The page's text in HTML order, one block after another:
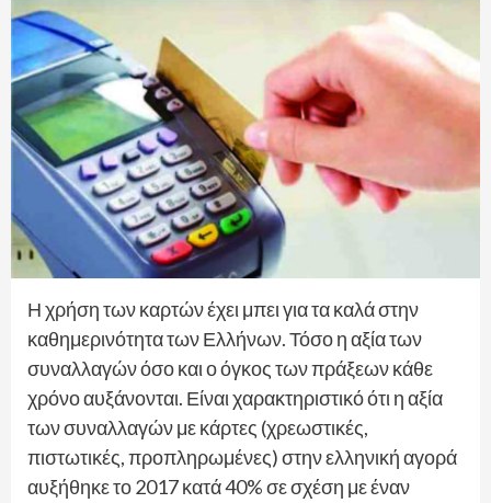
Η χρήση των καρτών έχει μπει για τα καλά στην
καθημερινότητα των Ελλήνων. Τόσο η αξία των
συναλλαγών όσο και ο όγκος των πράξεων κάθε
χρόνο αυξάνονται. Είναι χαρακτηριστικό ότι η αξία
των συναλλαγών με κάρτες (χρεωστικές,
πιστωτικές, προπληρωμένες) στην ελληνική αγορά
αυξήθηκε το 2017 κατά 40% σε σχέση με έναν